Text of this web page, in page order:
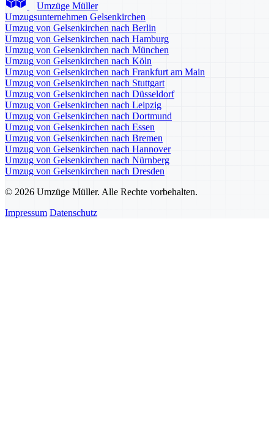
Umzüge Müller
Umzugsunternehmen Gelsenkirchen
Umzug von Gelsenkirchen nach Berlin
Umzug von Gelsenkirchen nach Hamburg
Umzug von Gelsenkirchen nach München
Umzug von Gelsenkirchen nach Köln
Umzug von Gelsenkirchen nach Frankfurt am Main
Umzug von Gelsenkirchen nach Stuttgart
Umzug von Gelsenkirchen nach Düsseldorf
Umzug von Gelsenkirchen nach Leipzig
Umzug von Gelsenkirchen nach Dortmund
Umzug von Gelsenkirchen nach Essen
Umzug von Gelsenkirchen nach Bremen
Umzug von Gelsenkirchen nach Hannover
Umzug von Gelsenkirchen nach Nürnberg
Umzug von Gelsenkirchen nach Dresden
© 2026 Umzüge Müller. Alle Rechte vorbehalten.
Impressum Datenschutz